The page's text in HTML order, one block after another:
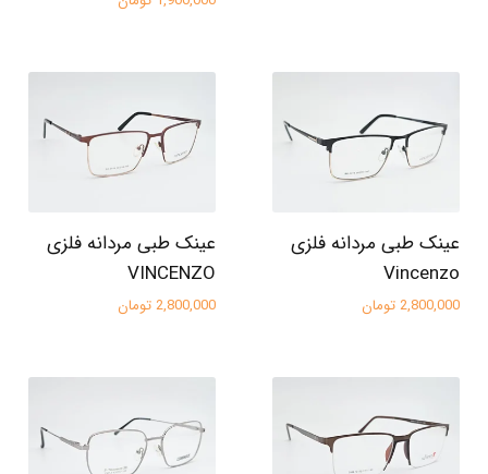
عینک طبی مردانه فلزی
Vincenzo
2,800,000 تومان
عینک طبی مردانه فلزی
VINCENZO
2,800,000 تومان